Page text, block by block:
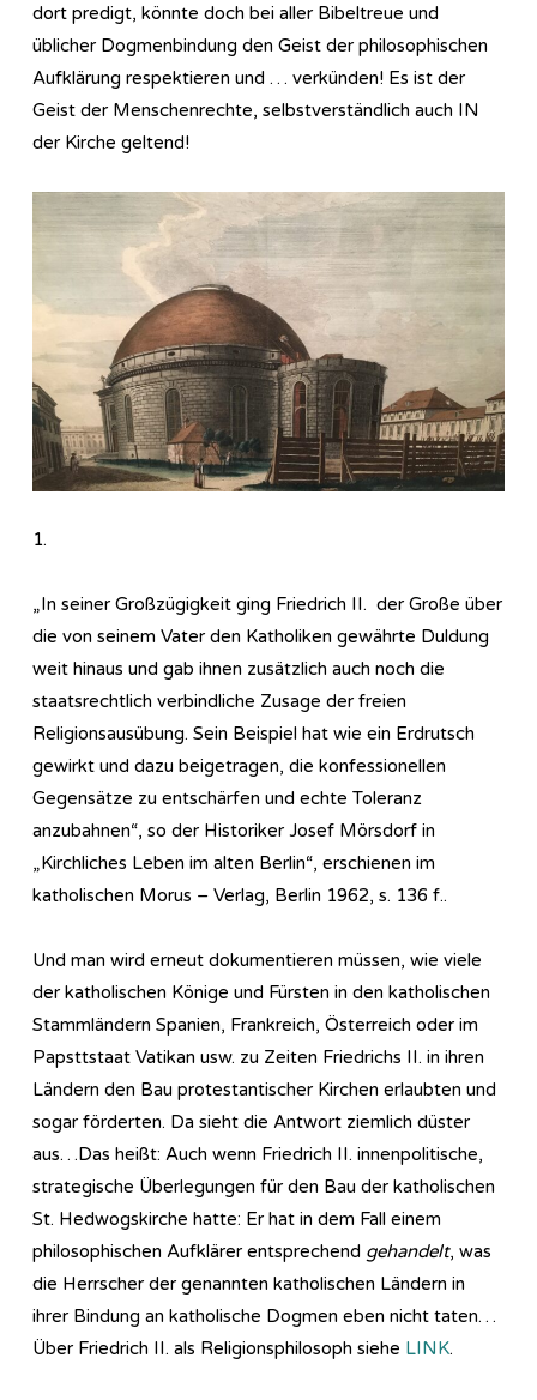
dort predigt, könnte doch bei aller Bibeltreue und
üblicher Dogmenbindung den Geist der philosophischen
Aufklärung respektieren und … verkünden! Es ist der
Geist der Menschenrechte, selbstverständlich auch IN
der Kirche geltend!
1.
„In seiner Großzügigkeit ging Friedrich II. der Große über
die von seinem Vater den Katholiken gewährte Duldung
weit hinaus und gab ihnen zusätzlich auch noch die
staatsrechtlich verbindliche Zusage der freien
Religionsausübung. Sein Beispiel hat wie ein Erdrutsch
gewirkt und dazu beigetragen, die konfessionellen
Gegensätze zu entschärfen und echte Toleranz
anzubahnen“, so der Historiker Josef Mörsdorf in
„Kirchliches Leben im alten Berlin“, erschienen im
katholischen Morus – Verlag, Berlin 1962, s. 136 f..
Und man wird erneut dokumentieren müssen, wie viele
der katholischen Könige und Fürsten in den katholischen
Stammländern Spanien, Frankreich, Österreich oder im
Papsttstaat Vatikan usw. zu Zeiten Friedrichs II. in ihren
Ländern den Bau protestantischer Kirchen erlaubten und
sogar förderten. Da sieht die Antwort ziemlich düster
aus…Das heißt: Auch wenn Friedrich II. innenpolitische,
strategische Überlegungen für den Bau der katholischen
St. Hedwogskirche hatte: Er hat in dem Fall einem
philosophischen Aufklärer entsprechend gehandelt, was
die Herrscher der genannten katholischen Ländern in
ihrer Bindung an katholische Dogmen eben nicht taten…
Über Friedrich II. als Religionsphilosoph siehe LINK.